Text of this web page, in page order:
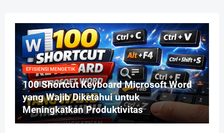
EFISIENSI MENGETIK
100 Shortcut Keyboard Microsoft Word
yang Wajib Diketahui untuk
Meningkatkan Produktivitas